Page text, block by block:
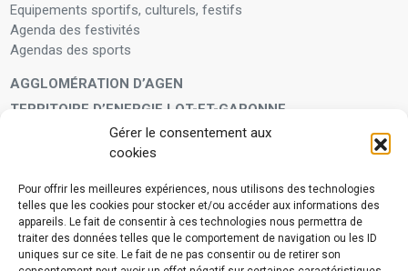
Gérer le consentement aux
cookies
Pour offrir les meilleures expériences, nous utilisons des technologies
telles que les cookies pour stocker et/ou accéder aux informations des
appareils. Le fait de consentir à ces technologies nous permettra de
traiter des données telles que le comportement de navigation ou les ID
uniques sur ce site. Le fait de ne pas consentir ou de retirer son
Equipements sportifs, culturels, festifs
Agenda des festivités
Agendas des sports
AGGLOMÉRATION D’AGEN
TERRITOIRE D’ENERGIE LOT-ET-GARONNE
VIVRE À VOS CÔTÉS
Service municipal d’aide administrative
Aide à la personne en difficulté